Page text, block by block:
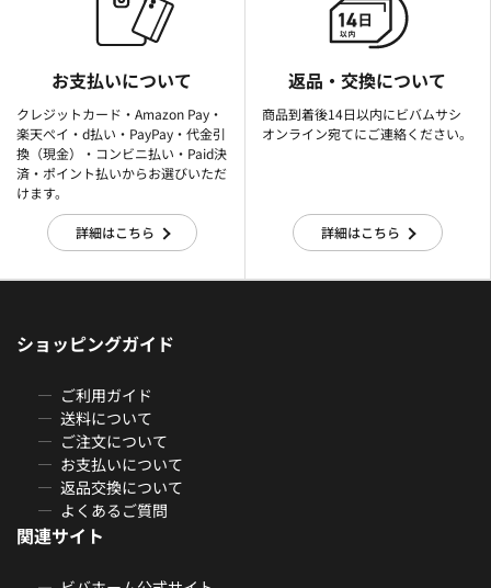
お支払いについて
クレジットカード・Amazon Pay・
楽天ぺイ・d払い・PayPay・代金引
換（現金）・コンビニ払い・Paid決
済・ポイント払いからお選びいただ
けます。
詳細はこちら
返品・交換について
商品到着後14日以内にビバムサシ
オンライン宛てにご連絡ください。
詳細はこちら
ショッピングガイド
ご利用ガイド
送料について
ご注文について
お支払いについて
返品交換について
よくあるご質問
関連サイト